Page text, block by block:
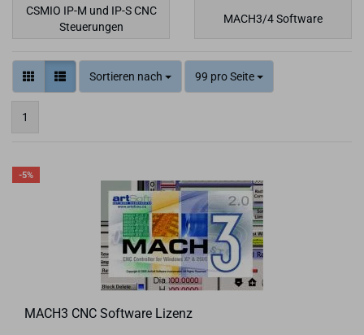
CSMIO IP-M und IP-S CNC
Steuerungen
MACH3/4 Software
Sortieren nach 99 pro Seite
1
-5%
MACH3 CNC Soft­ware Li­zenz